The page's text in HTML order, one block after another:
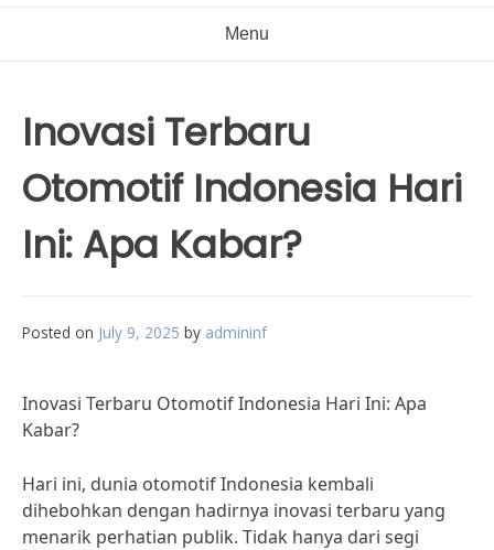
Menu
Inovasi Terbaru
Otomotif Indonesia Hari
Ini: Apa Kabar?
Posted on July 9, 2025 by admininf
Inovasi Terbaru Otomotif Indonesia Hari Ini: Apa
Kabar?
Hari ini, dunia otomotif Indonesia kembali
dihebohkan dengan hadirnya inovasi terbaru yang
menarik perhatian publik. Tidak hanya dari segi